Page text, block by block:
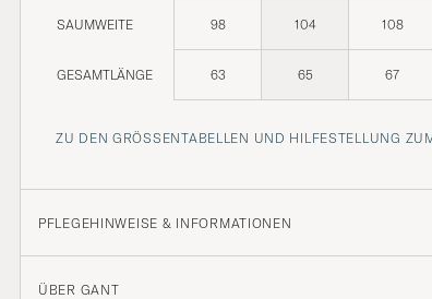
SAUMWEITE 98 104 108
GESAMTLÄNGE 63 65 67
ZU DEN GRÖSSENTABELLEN UND HILFESTELLUNG ZUM
PFLEGEHINWEISE & INFORMATIONEN
ÜBER GANT